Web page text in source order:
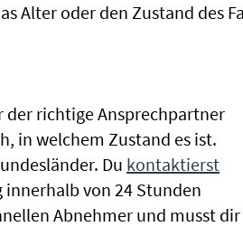
Alter oder den Zustand des
der richtige Ansprechpartner
in welchem Zustand es ist.
Du kontaktierst
von 24 Stunden
Abnehmer und musst dir